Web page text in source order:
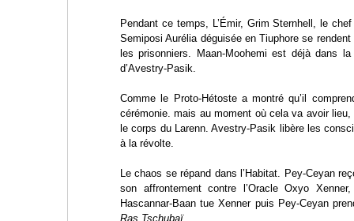
Pendant ce temps, L’Émir, Grim Sternhell, le
Semiposi Aurélia déguisée en Tiuphore se
les prisonniers. Maan-Moohemi est déjà dans
d’Avestry-Pasik.
Comme le Proto-Hétoste a montré qu’il
cérémonie. mais au moment où cela va avoir
le corps du Larenn. Avestry-Pasik libère les
à la révolte.
Le chaos se répand dans l’Habitat. Pey-Ceyan
son affrontement contre l’Oracle Oxyo
Hascannar-Baan tue Xenner puis Pey-Ceyan
Ras Tschubaï.